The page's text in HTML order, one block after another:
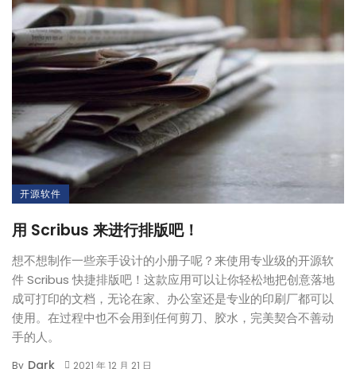
开源软件
用 Scribus 来进行排版吧！
想不想制作一些亲手设计的小册子呢？来使用专业级的开源软
件 Scribus 快捷排版吧！这款应用可以让你轻松地把创意落地
成可打印的文档，无论在家、办公室还是专业的印刷厂都可以
使用。在过程中也不会用到任何剪刀、胶水，完美契合不善动
手的人。
By Dark 2021 年 12 月 21 日